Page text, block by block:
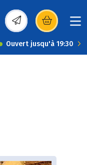
(s’ouvre dans une
Ouvert jusqu'à 19:30